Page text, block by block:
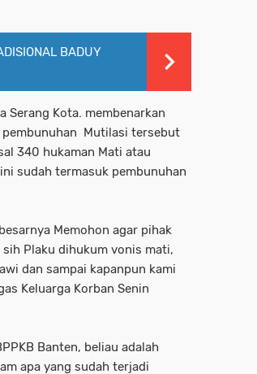
BADUY
Serang Kota. membenarkan
pembunuhan Mutilasi tersebut
340 hukaman Mati atau
sudah termasuk pembunuhan
Memohon agar pihak
Plaku dihukum vonis mati,
dan sampai kapanpun kami
Keluarga Korban Senin
Banten, beliau adalah
apa yang sudah terjadi